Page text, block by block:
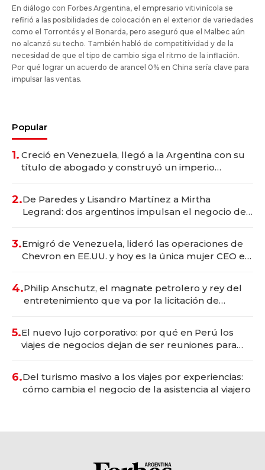
En diálogo con Forbes Argentina, el empresario vitivinícola se
refirió a las posibilidades de colocación en el exterior de variedades
como el Torrontés y el Bonarda, pero aseguró que el Malbec aún
no alcanzó su techo. También habló de competitividad y de la
necesidad de que el tipo de cambio siga el ritmo de la inflación.
Por qué lograr un acuerdo de arancel 0% en China sería clave para
impulsar las ventas.
Popular
1. Creció en Venezuela, llegó a la Argentina con su
título de abogado y construyó un imperio
2.De Paredes y Lisandro Martínez a Mirtha
Legrand: dos argentinos impulsan el negocio del
3.Emigró de Venezuela, lideró las operaciones de
Chevron en EE.UU. y hoy es la única mujer CEO en
4.Philip Anschutz, el magnate petrolero y rey del
entretenimiento que va por la licitación de
5.El nuevo lujo corporativo: por qué en Perú los
viajes de negocios dejan de ser reuniones para
6.Del turismo masivo a los viajes por experiencias:
cómo cambia el negocio de la asistencia al viajero